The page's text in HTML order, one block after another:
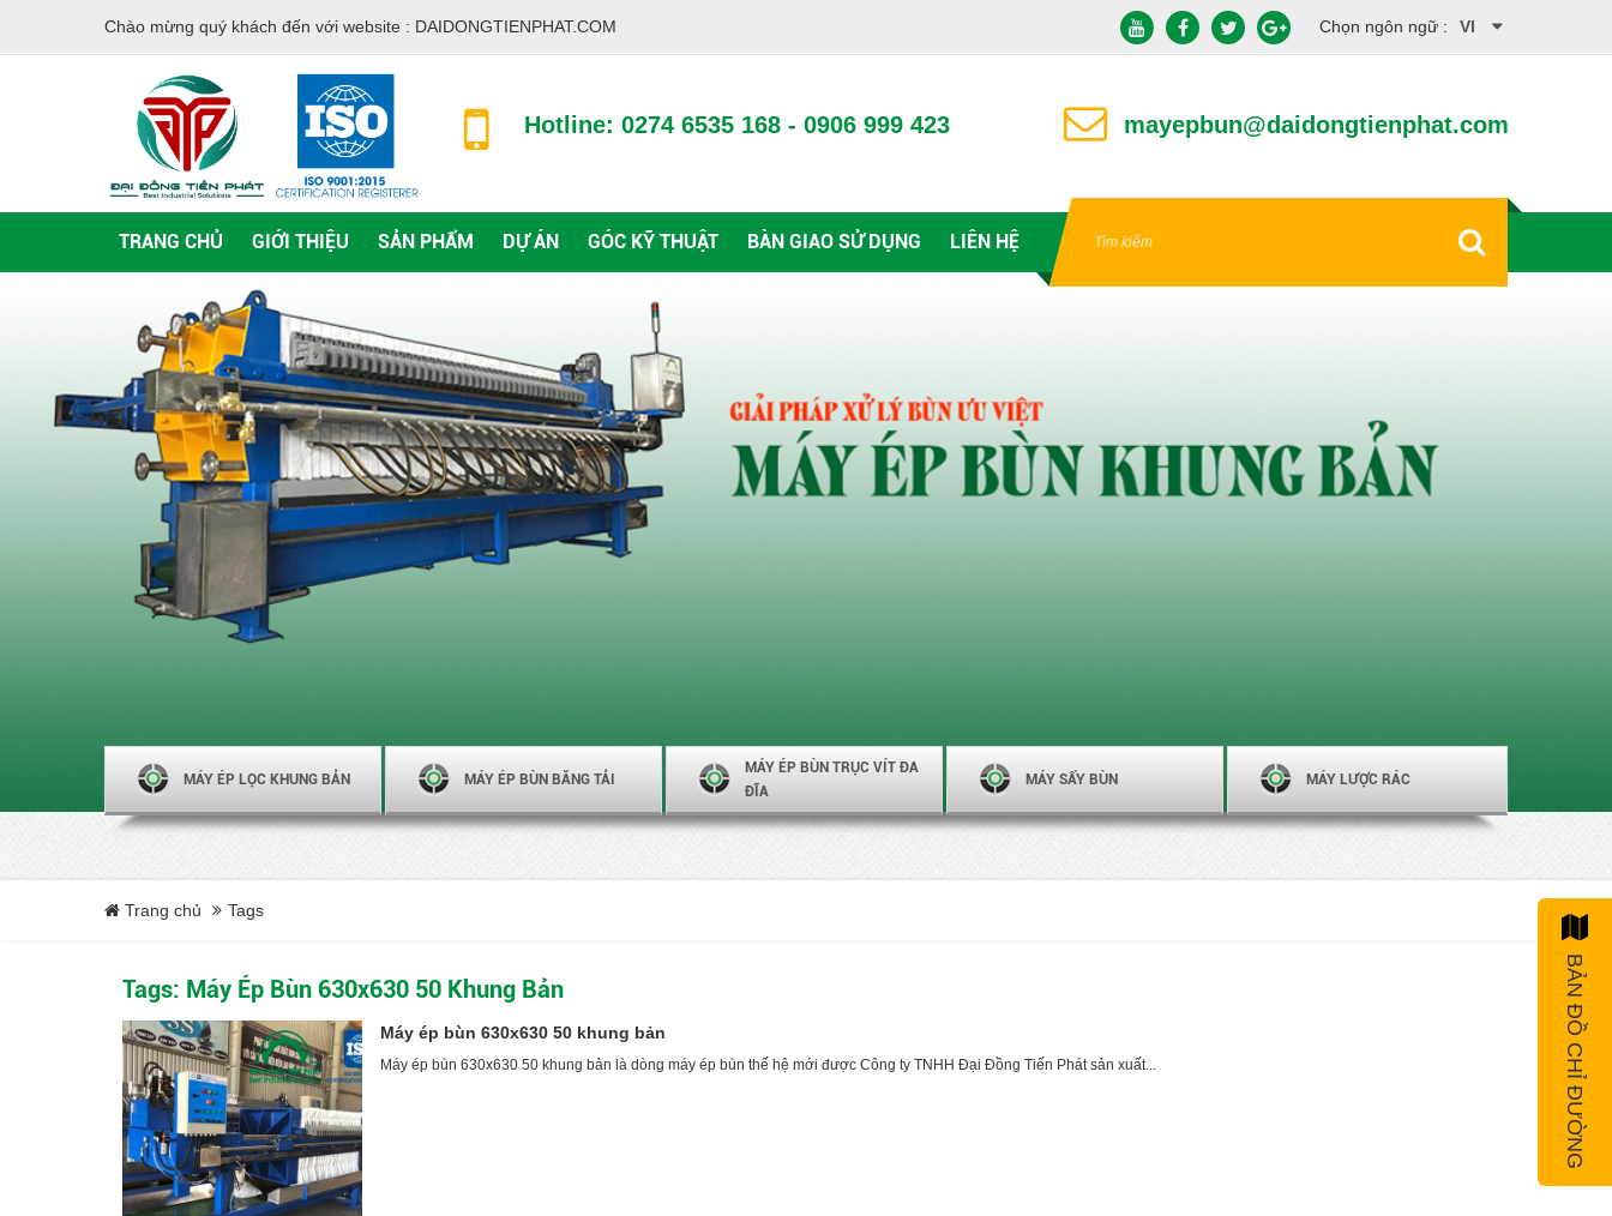
Chào mừng quý khách đến với website : DAIDONGTIENPHAT.COM Chọn ngôn ngữ : VI
Hotline: 0274 6535 168 - 0906 999 423 mayepbun@daidongtienphat.com
TRANG CHỦ GIỚI THIỆU SẢN PHẨM DỰ ÁN GÓC KỸ THUẬT BÀN GIAO SỬ DỤNG LIÊN HỆ
MÁY ÉP LỌC KHUNG BẢN MÁY ÉP BÙN BĂNG TẢI
MÁY ÉP BÙN TRỤC VÍT ĐA
ĐĨA
MÁY SẤY BÙN MÁY LƯỢC RÁC
Trang chủ Tags
Tags: Máy Ép Bùn 630x630 50 Khung Bản
Máy ép bùn 630x630 50 khung bản
Máy ép bùn 630x630 50 khung bản là dòng máy ép bùn thế hệ mới được Công ty TNHH Đại Đồng Tiến Phát sản xuất... BẢN ĐỒ CHỈ ĐƯỜNG